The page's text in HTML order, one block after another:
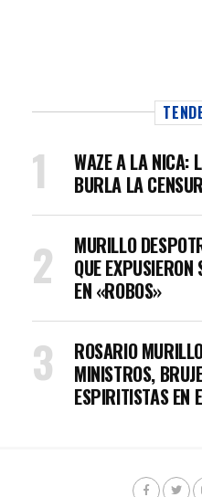
WAZE A LA NICA:
BURLA LA
MURILLO
QUE
EN «ROBOS»
ROSARIO
MINISTROS,
ESPIRITISTAS EN